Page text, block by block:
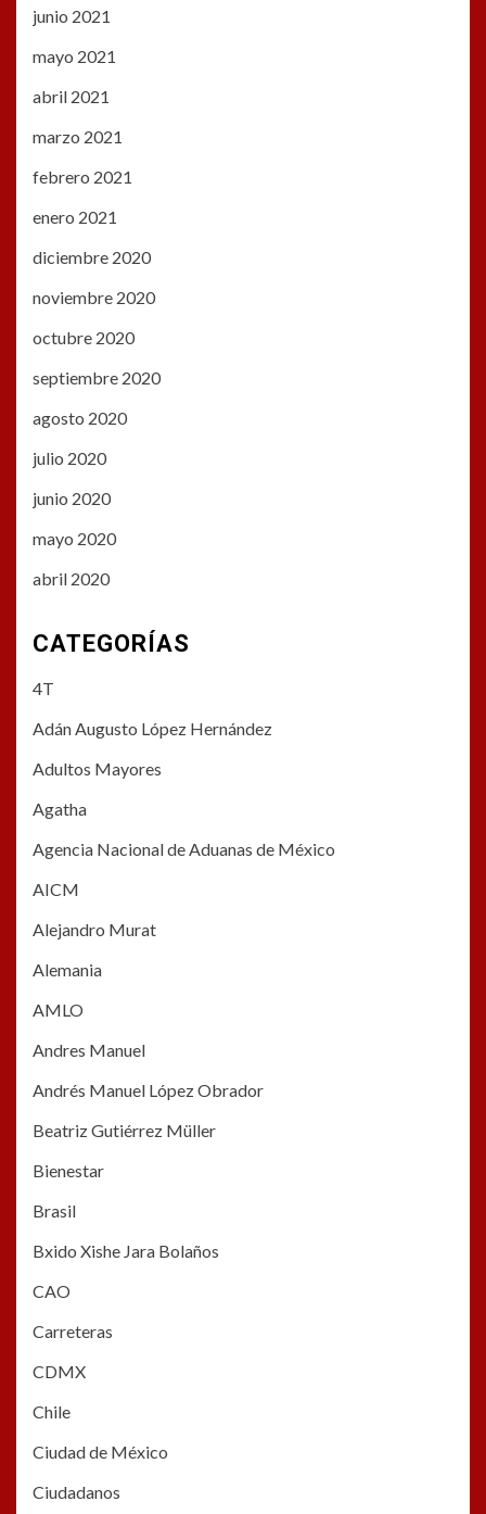
junio 2021
mayo 2021
abril 2021
marzo 2021
febrero 2021
enero 2021
diciembre 2020
noviembre 2020
octubre 2020
septiembre 2020
agosto 2020
julio 2020
junio 2020
mayo 2020
abril 2020
CATEGORÍAS
4T
Adán Augusto López Hernández
Adultos Mayores
Agatha
Agencia Nacional de Aduanas de México
AICM
Alejandro Murat
Alemania
AMLO
Andres Manuel
Andrés Manuel López Obrador
Beatriz Gutiérrez Müller
Bienestar
Brasil
Bxido Xishe Jara Bolaños
CAO
Carreteras
CDMX
Chile
Ciudad de México
Ciudadanos